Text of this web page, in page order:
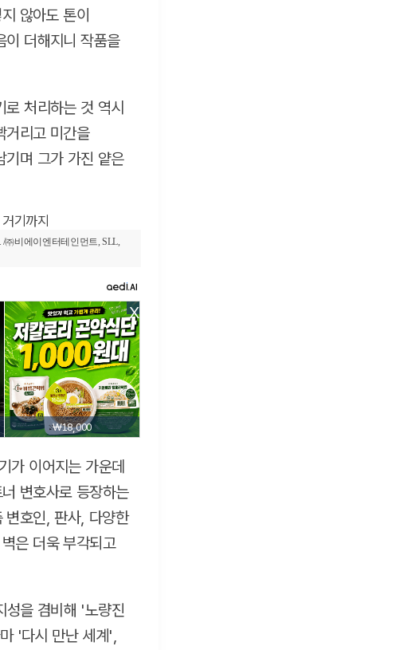
않아도 톤이
이 더해지니 작품을
처리하는 것 역시
거리고 미간을
기며 그가 가진 얕은
㈜비에이엔터테인먼트, SLL,
X
₩18,000
가 이어지는 가운데
변호사로 등장하는
변호인, 판사, 다양한
은 더욱 부각되고
을 겸비해 '노량진
'다시 만난 세계',